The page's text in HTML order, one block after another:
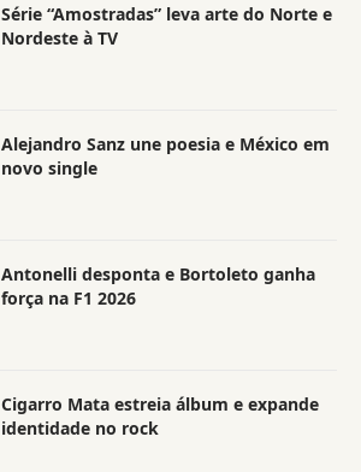
Série “Amostradas” leva arte do Norte e
Nordeste à TV
Alejandro Sanz une poesia e México em
novo single
Antonelli desponta e Bortoleto ganha
força na F1 2026
Cigarro Mata estreia álbum e expande
identidade no rock